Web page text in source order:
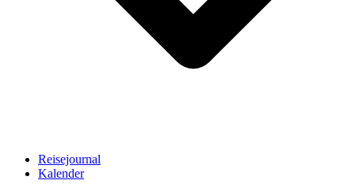
Reisejournal
Kalender